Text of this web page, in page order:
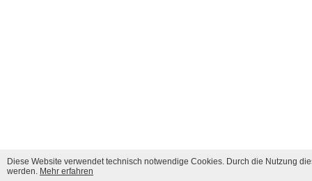
Diese Website verwendet technisch notwendige Cookies. Durch die Nutzung
werden. Mehr erfahren